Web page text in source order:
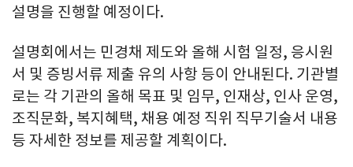
설명을 진행할 예정이다.
설명회에서는 민경채 제도와 올해 시험 일정, 응시원
서 및 증빙서류 제출 유의 사항 등이 안내된다. 기관별
로는 각 기관의 올해 목표 및 임무, 인재상, 인사 운영,
조직문화, 복지혜택, 채용 예정 직위 직무기술서 내용
등 자세한 정보를 제공할 계획이다.